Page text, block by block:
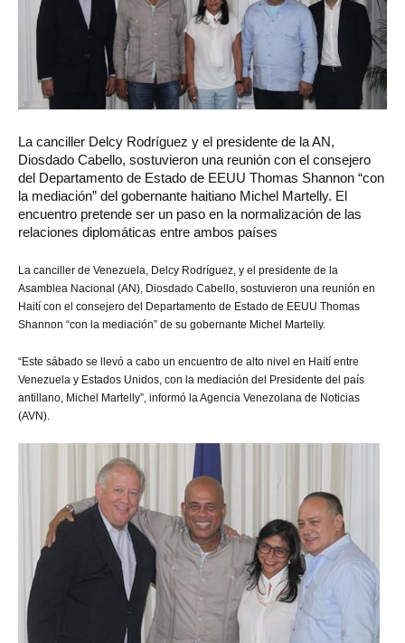
La canciller Delcy Rodríguez y el presidente de la AN,
Diosdado Cabello, sostuvieron una reunión con el consejero
del Departamento de Estado de EEUU Thomas Shannon “con
la mediación” del gobernante haitiano Michel Martelly. El
encuentro pretende ser un paso en la normalización de las
relaciones diplomáticas entre ambos países
La canciller de Venezuela, Delcy Rodríguez, y el presidente de la
Asamblea Nacional (AN), Diosdado Cabello, sostuvieron una reunión en
Haití con el consejero del Departamento de Estado de EEUU Thomas
Shannon “con la mediación” de su gobernante Michel Martelly.
“Este sábado se llevó a cabo un encuentro de alto nivel en Haití entre
Venezuela y Estados Unidos, con la mediación del Presidente del país
antillano, Michel Martelly”, informó la Agencia Venezolana de Noticias
(AVN).